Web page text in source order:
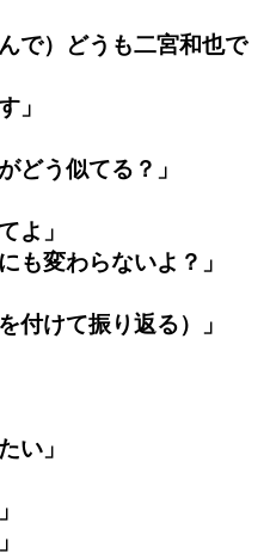
で）どうも二宮和也で
」
どう似てる？」
よ」
も変わらないよ？」
付けて振り返る）」
い」